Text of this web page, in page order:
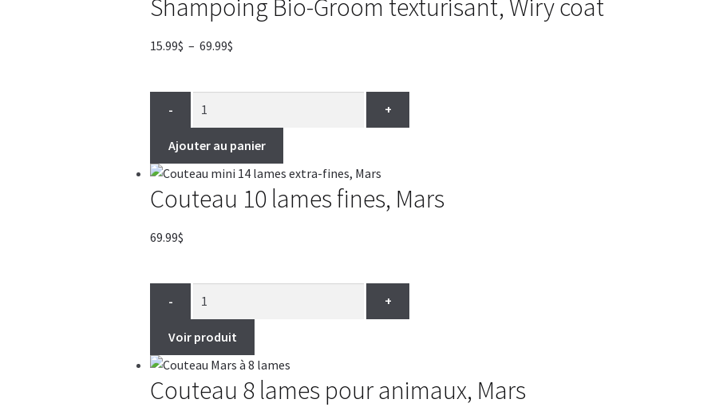
Shampoing Bio-Groom texturisant, Wiry coat
15.99$ – 69.99$
à
69.99$
- +
Ajouter au panier
Couteau 10 lames fines, Mars
69.99$
- +
Voir produit
Couteau 8 lames pour animaux, Mars